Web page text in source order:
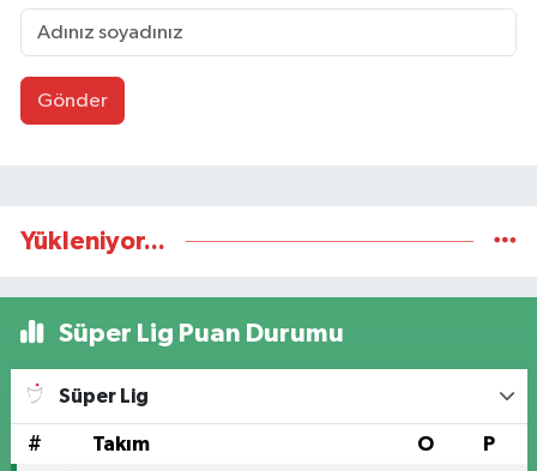
Gönder
Yükleniyor...
Süper Lig Puan Durumu
Süper Lig
# Takım O P